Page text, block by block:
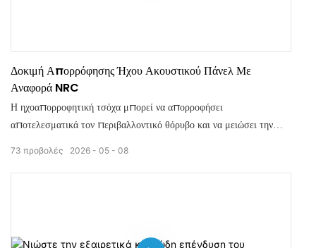
Δοκιμή Απορρόφησης Ήχου Ακουστικού Πάνελ Με
Αναφορά NRC
Η ηχοαπορροφητική τσόχα μπορεί να απορροφήσει
αποτελεσματικά τον περιβαλλοντικό θόρυβο και να μειώσει την
χώρο. Αυτό κάνει τους χώρους γραφείου, τραπεζαρίας και
καθιστικού πιο ήσυχους και άνετους.
2026 05 08
73 προβολές